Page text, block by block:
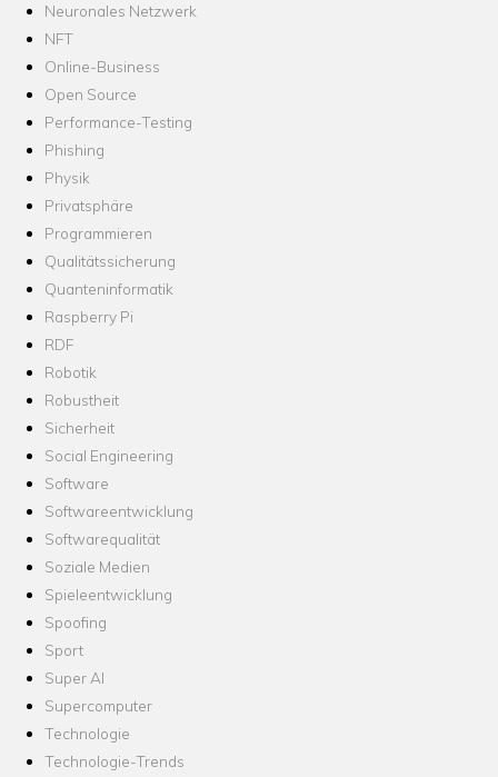
Neuronales Netzwerk
NFT
Online-Business
Open Source
Performance-Testing
Phishing
Physik
Privatsphäre
Programmieren
Qualitätssicherung
Quanteninformatik
Raspberry Pi
RDF
Robotik
Robustheit
Sicherheit
Social Engineering
Software
Softwareentwicklung
Softwarequalität
Soziale Medien
Spieleentwicklung
Spoofing
Sport
Super AI
Supercomputer
Technologie
Technologie-Trends